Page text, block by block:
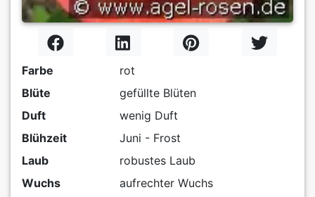
Farbe
rot
Blüte
gefüllte Blüten
Duft
wenig Duft
Blühzeit
Juni - Frost
Laub
robustes Laub
Wuchs
aufrechter Wuchs